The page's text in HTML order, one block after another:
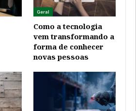
Geral
Como a tecnologia
vem transformando a
forma de conhecer
novas pessoas